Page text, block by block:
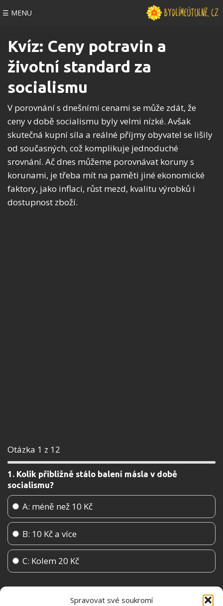
Spravovat své soukromí
☰ MENU
Kvíz: Ceny potravin a
životní standard za
socialismu
V porovnání s dnešními cenami se může zdát, že
ceny v době socialismu byly velmi nízké. Avšak
skutečná kupní síla a reálné příjmy obyvatel se lišily
od současných, což komplikuje jednoduché
srovnání. Ač dnes můžeme porovnávat koruny s
korunami, je třeba mít na paměti jiné ekonomické
faktory, jako inflaci, růst mezd, kvalitu výrobků i
dostupnost zboží.
Otázka 1 z 12
1. Kolik přibližně stálo balení másla v době
socialismu?
A: méně než 10 Kč
B: 10 Kč a více
C: Kolem 20 Kč